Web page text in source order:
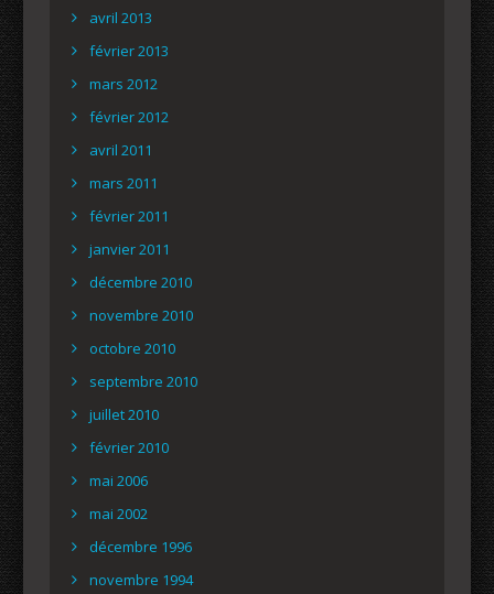
avril 2013
février 2013
mars 2012
février 2012
avril 2011
mars 2011
février 2011
janvier 2011
décembre 2010
novembre 2010
octobre 2010
septembre 2010
juillet 2010
février 2010
mai 2006
mai 2002
décembre 1996
novembre 1994